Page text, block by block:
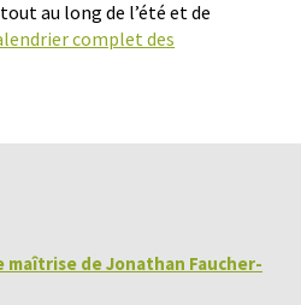
au long de l’été et de
complet des
de Jonathan Faucher-